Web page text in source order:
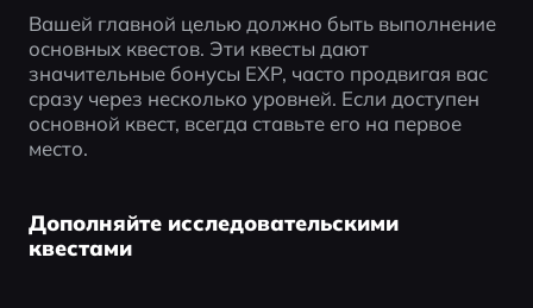
Вашей главной целью должно быть выполнение
основных квестов. Эти квесты дают
значительные бонусы EXP, часто продвигая вас
сразу через несколько уровней. Если доступен
основной квест, всегда ставьте его на первое
место.
Дополняйте исследовательскими
квестами